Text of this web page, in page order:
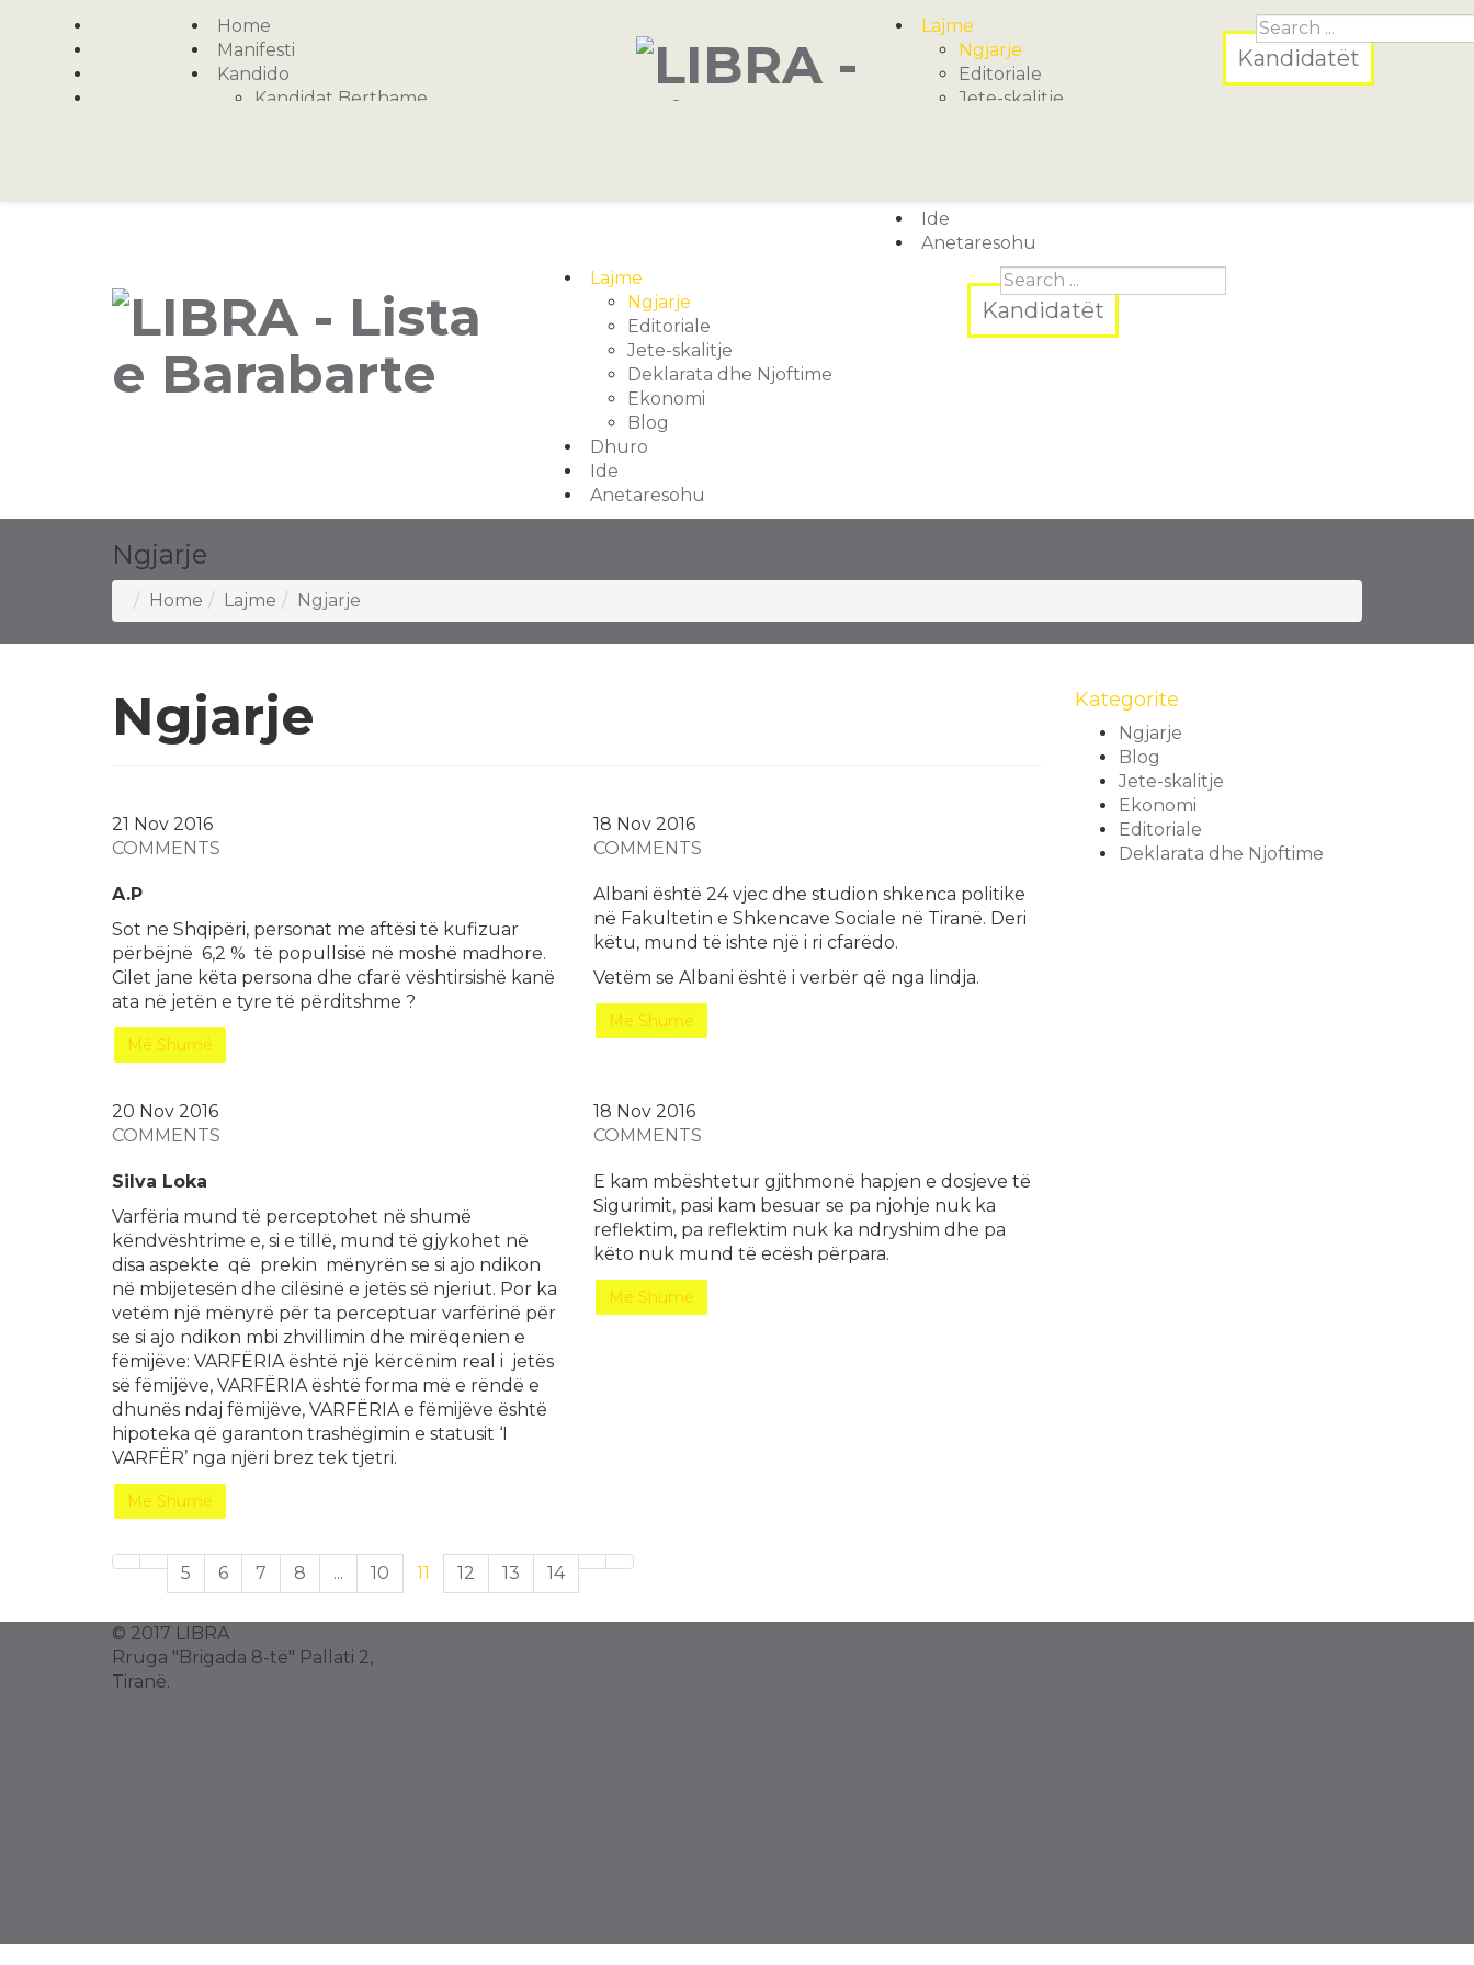
Home
Manifesti
Kandido
Kandidat Berthame
Lajme
Ngjarje
Editoriale
Jete-skalitje
Ide
Anetaresohu
Kandidatët
Lajme
Ngjarje
Editoriale
Jete-skalitje
Deklarata dhe Njoftime
Ekonomi
Blog
Dhuro
Ide
Anetaresohu
Kandidatët
Ngjarje
Home Lajme Ngjarje
Ngjarje
21 Nov 2016
COMMENTS
A.P
Sot ne Shqipëri, personat me aftësi të kufizuar
përbëjnë 6,2 % të popullsisë në moshë madhore.
Cilet jane këta persona dhe cfarë vështirsishë kanë
ata në jetën e tyre të përditshme ?
Më Shumë
18 Nov 2016
COMMENTS
Albani ёshtё 24 vjec dhe studion shkenca politike
nё Fakultetin e Shkencave Sociale nё Tiranё. Deri
kёtu, mund tё ishte njё i ri cfarёdo.
Vetёm se Albani ёshtё i verbёr qё nga lindja.
Më Shumë
20 Nov 2016
COMMENTS
Silva Loka
Varfëria mund të perceptohet në shumë
këndvështrime e, si e tillë, mund të gjykohet në
disa aspekte qё prekin mënyrën se si ajo ndikon
në mbijetesën dhe cilësinë e jetës së njeriut. Por ka
vetëm një mënyrë për ta perceptuar varfërinë për
se si ajo ndikon mbi zhvillimin dhe mirëqenien e
fëmijëve: VARFËRIA është një kërcënim real i jetës
së fëmijëve, VARFËRIA është forma më e rëndë e
dhunës ndaj fëmijëve, VARFËRIA e fëmijëve është
hipoteka që garanton trashëgimin e statusit ‘I
VARFËR’ nga njëri brez tek tjetri.
Më Shumë
18 Nov 2016
COMMENTS
E kam mbështetur gjithmonë hapjen e dosjeve të
Sigurimit, pasi kam besuar se pa njohje nuk ka
reflektim, pa reflektim nuk ka ndryshim dhe pa
këto nuk mund të ecësh përpara.
Më Shumë
5 6 7 8 ... 10 11 12 13 14
Kategorite
Ngjarje
Blog
Jete-skalitje
Ekonomi
Editoriale
Deklarata dhe Njoftime
© 2017 LIBRA
Rruga "Brigada 8-të" Pallati 2,
Tiranë.